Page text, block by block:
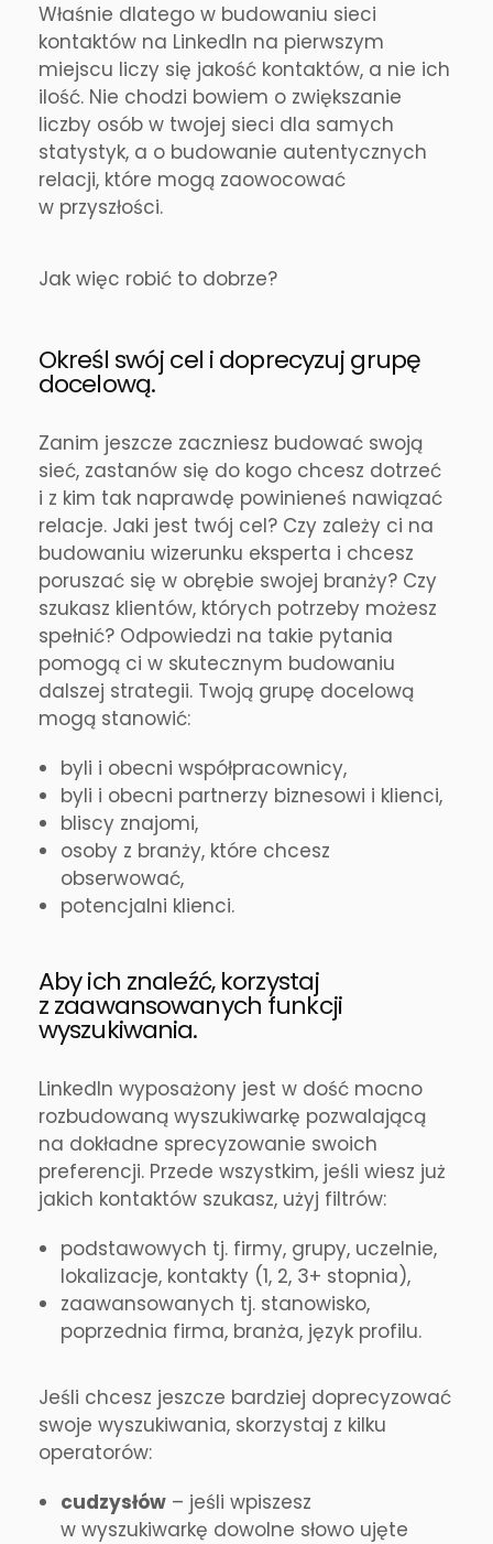
Właśnie dlatego w budowaniu sieci
kontaktów na LinkedIn na pierwszym
miejscu liczy się jakość kontaktów, a nie ich
ilość. Nie chodzi bowiem o zwiększanie
liczby osób w twojej sieci dla samych
statystyk, a o budowanie autentycznych
relacji, które mogą zaowocować
w przyszłości.
Jak więc robić to dobrze?
Określ swój cel i doprecyzuj grupę
docelową.
Zanim jeszcze zaczniesz budować swoją
sieć, zastanów się do kogo chcesz dotrzeć
i z kim tak naprawdę powinieneś nawiązać
relacje. Jaki jest twój cel? Czy zależy ci na
budowaniu wizerunku eksperta i chcesz
poruszać się w obrębie swojej branży? Czy
szukasz klientów, których potrzeby możesz
spełnić? Odpowiedzi na takie pytania
pomogą ci w skutecznym budowaniu
dalszej strategii. Twoją grupę docelową
mogą stanowić:
byli i obecni współpracownicy,
byli i obecni partnerzy biznesowi i klienci,
bliscy znajomi,
osoby z branży, które chcesz
obserwować,
potencjalni klienci.
Aby ich znaleźć, korzystaj
z zaawansowanych funkcji
wyszukiwania.
LinkedIn wyposażony jest w dość mocno
rozbudowaną wyszukiwarkę pozwalającą
na dokładne sprecyzowanie swoich
preferencji. Przede wszystkim, jeśli wiesz już
jakich kontaktów szukasz, użyj filtrów:
podstawowych tj. firmy, grupy, uczelnie,
lokalizacje, kontakty (1, 2, 3+ stopnia),
zaawansowanych tj. stanowisko,
poprzednia firma, branża, język profilu.
Jeśli chcesz jeszcze bardziej doprecyzować
swoje wyszukiwania, skorzystaj z kilku
operatorów:
cudzysłów – jeśli wpiszesz
w wyszukiwarkę dowolne słowo ujęte